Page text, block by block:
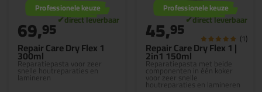
Repair Care Dry Flex 1
300ml
Reparatiepasta voor zeer
snelle houtreparaties en
lamineren
Professionele keuze
69,95
Repair Care Dry Flex 1 |
2in1 150ml
Reparatiepasta met beide
componenten in één koker
voor zeer snelle
houtreparaties en lamineren
Professionele keuze
45,95 (1)